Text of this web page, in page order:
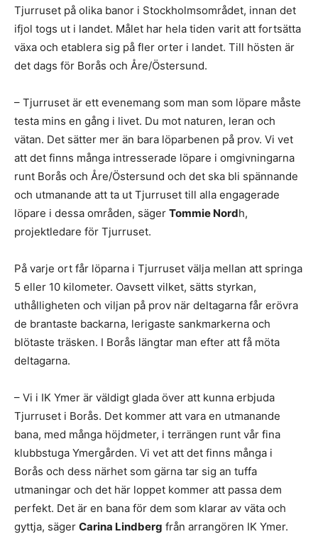
Tjurruset på olika banor i Stockholmsområdet, innan det
ifjol togs ut i landet. Målet har hela tiden varit att fortsätta
växa och etablera sig på fler orter i landet. Till hösten är
det dags för Borås och Åre/Östersund.
– Tjurruset är ett evenemang som man som löpare måste
testa mins en gång i livet. Du mot naturen, leran och
vätan. Det sätter mer än bara löparbenen på prov. Vi vet
att det finns många intresserade löpare i omgivningarna
runt Borås och Åre/Östersund och det ska bli spännande
och utmanande att ta ut Tjurruset till alla engagerade
löpare i dessa områden, säger Tommie Nordh,
projektledare för Tjurruset.
På varje ort får löparna i Tjurruset välja mellan att springa
5 eller 10 kilometer. Oavsett vilket, sätts styrkan,
uthålligheten och viljan på prov när deltagarna får erövra
de brantaste backarna, lerigaste sankmarkerna och
blötaste träsken. I Borås längtar man efter att få möta
deltagarna.
– Vi i IK Ymer är väldigt glada över att kunna erbjuda
Tjurruset i Borås. Det kommer att vara en utmanande
bana, med många höjdmeter, i terrängen runt vår fina
klubbstuga Ymergården. Vi vet att det finns många i
Borås och dess närhet som gärna tar sig an tuffa
utmaningar och det här loppet kommer att passa dem
perfekt. Det är en bana för dem som klarar av väta och
gyttja, säger Carina Lindberg från arrangören IK Ymer.